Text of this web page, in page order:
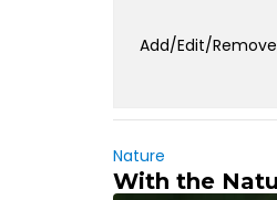
Add/Edit/
Nature
With the